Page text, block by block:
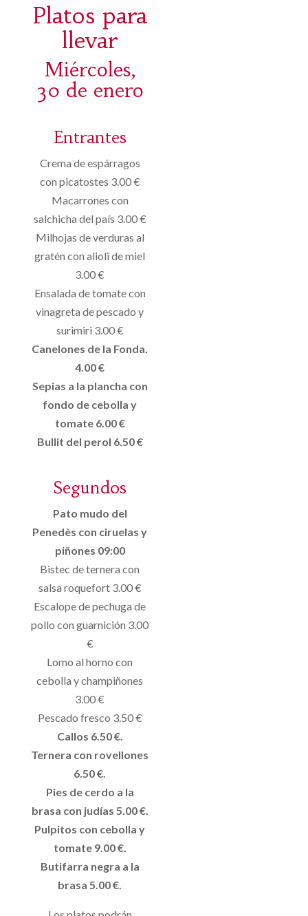
Platos para
llevar
Miércoles,
30 de enero
Entrantes
Crema de espárragos
con picatostes 3.00 €
Macarrones con
salchicha del país 3.00 €
Milhojas de verduras al
gratén con alioli de miel
3.00 €
Ensalada de tomate con
vinagreta de pescado y
surimiri 3.00 €
Canelones de la Fonda.
4.00 €
Sepias a la plancha con
fondo de cebolla y
tomate 6.00 €
Bullit del perol 6.50 €
Segundos
Pato mudo del
Penedès con ciruelas y
piñones 09:00
Bistec de ternera con
salsa roquefort 3.00 €
Escalope de pechuga de
pollo con guarnición 3.00
€
Lomo al horno con
cebolla y champiñones
3.00 €
Pescado fresco 3.50 €
Callos 6.50 €.
Ternera con rovellones
6.50 €.
Pies de cerdo a la
brasa con judías 5.00 €.
Pulpitos con cebolla y
tomate 9.00 €.
Butifarra negra a la
brasa 5.00 €.